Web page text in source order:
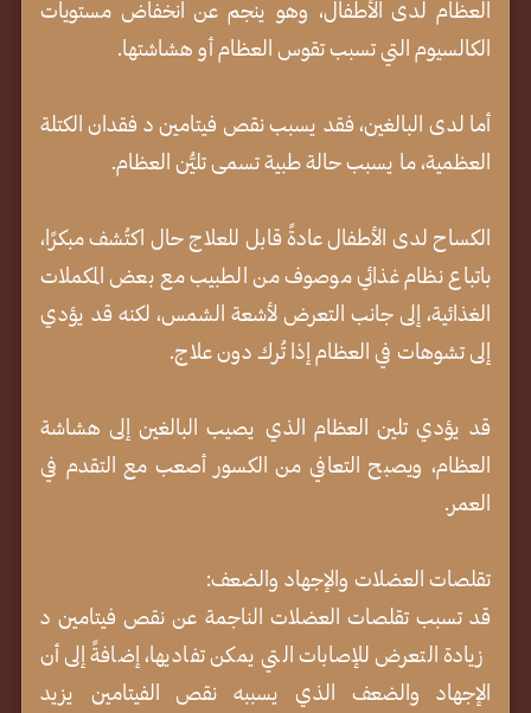
العظام لدى الأطفال، وهو ينجم عن انخفاض مستويات
الكالسيوم التي تسبب تقوس العظام أو هشاشتها.
أما لدى البالغين، فقد يسبب نقص فيتامين د فقدان الكتلة
العظمية، ما يسبب حالة طبية تسمى تليُّن العظام.
الكساح لدى الأطفال عادةً قابل للعلاج حال اكتُشف مبكرًا،
باتباع نظام غذائي موصوف من الطبيب مع بعض المكملات
الغذائية، إلى جانب التعرض لأشعة الشمس، لكنه قد يؤدي
إلى تشوهات في العظام إذا تُرك دون علاج.
قد يؤدي تلين العظام الذي يصيب البالغين إلى هشاشة
العظام، ويصبح التعافي من الكسور أصعب مع التقدم في
العمر.
تقلصات العضلات والإجهاد والضعف:
قد تسبب تقلصات العضلات الناجمة عن نقص فيتامين د
زيادة التعرض للإصابات التي يمكن تفاديها، إضافةً إلى أن
الإجهاد والضعف الذي يسببه نقص الفيتامين يزيد